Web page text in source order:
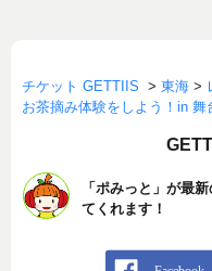
チケット GETTIIS > 東海 >
お茶摘み体験をしよう！in 舞
「ポみっと」が最
てくれます！